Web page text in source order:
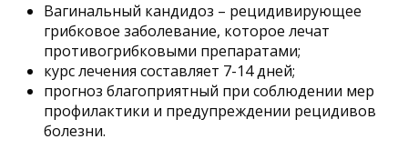
Вагинальный кандидоз – рецидивирующее
грибковое заболевание, которое лечат
противогрибковыми препаратами;
курс лечения составляет 7-14 дней;
прогноз благоприятный при соблюдении мер
профилактики и предупреждении рецидивов
болезни.